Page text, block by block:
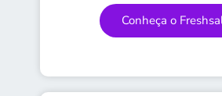
Conheça o